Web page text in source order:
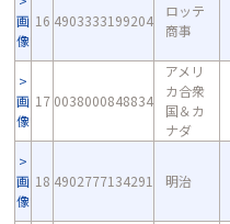
画
像
16 4903333199204
ロッテ
商事
画
像
17 0038000848834
アメリ
カ合衆
国＆カ
ナダ
画
像
18 4902777134291 明治